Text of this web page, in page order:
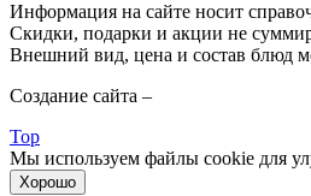
Информация на сайте носит
Скидки, подарки и акции не
Внешний вид, цена и состав блюд
Создание сайта –
Top
Мы используем файлы cookie для
Хорошо